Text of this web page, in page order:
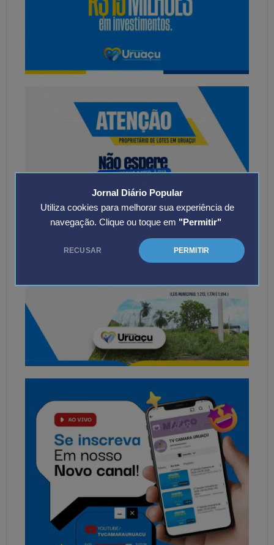
Jornal Diário Popular
Utiliza cookies para melhorar sua experiência de
navegação. Clique ou toque em "Permitir"
RECUSAR PERMITIR